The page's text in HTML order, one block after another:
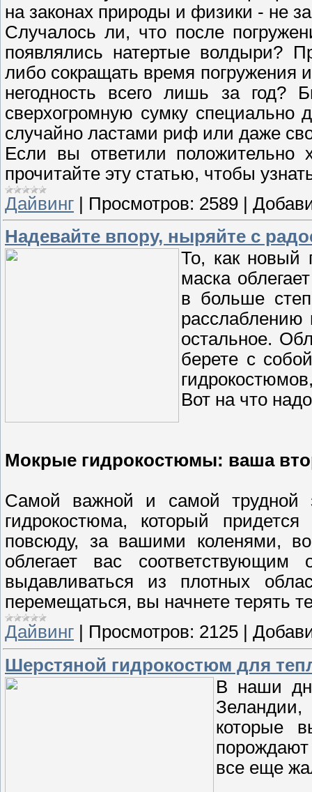
на законах природы и физики - не
Случалось ли, что после
появлялись натертые волдыри?
либо сокращать время погружения
негодность всего лишь за
сверхогромную сумку
случайно ластами риф или даже
Если вы ответили положительно
прочитайте эту статью, чтобы
Дайвинг | Просмотров: 2589 |
Надевайте впору, ныряйте с
То, как новый
маска
в больше
расслаблению
остальное.
берете с
Вот на что
Мокрые гидрокостюмы: ваша
Самой важной и самой трудной
гидрокостюма, который
повсюду, за вашими коленями,
облегает вас
выдавливаться из плотных
перемещаться, вы начнете терять
Дайвинг
Просмотров: 2125
Шерстяной гидрокостюм для
В наши
которые
все еще